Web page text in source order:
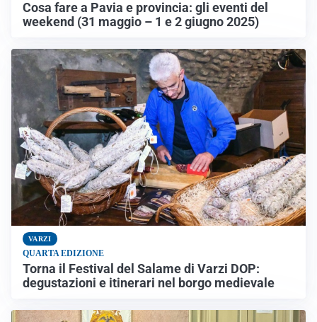
Cosa fare a Pavia e provincia: gli eventi del
weekend (31 maggio – 1 e 2 giugno 2025)
VARZI
QUARTA EDIZIONE
Torna il Festival del Salame di Varzi DOP:
degustazioni e itinerari nel borgo medievale